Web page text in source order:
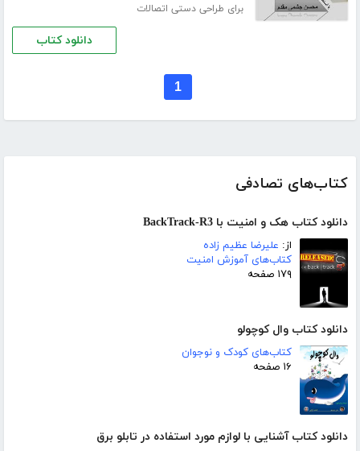
کتاب‌های تصادفی
دانلود کتاب هک و امنیت با BackTrack-R3
از: علیرضا عظیم زاده
کتاب‌های آموزش امنیت
۱۷۹ صفحه
دانلود کتاب وال کوچولو
کتاب‌های کودک و نوجوان
۱۶ صفحه
دانلود کتاب آشنایی با لوازم مورد استفاده در تابلو برق
برای طراحی دستی اتصالات
دانلود کتاب
1